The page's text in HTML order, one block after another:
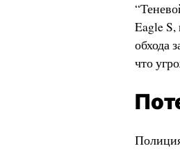
Eagle S,
обхода
что